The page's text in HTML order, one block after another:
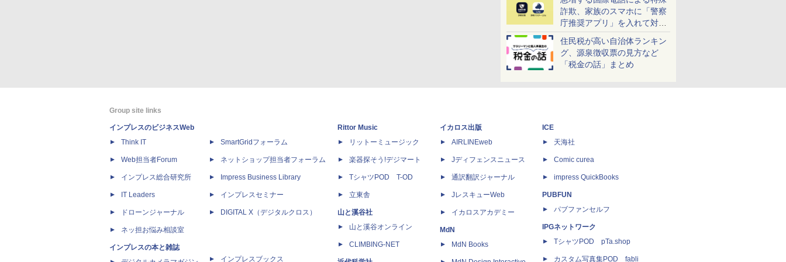
詐欺、家族のスマホに「警察
庁推奨アプリ」を入れて対策
しよう！
住民税が高い自治体ランキン
グ、源泉徴収票の見方など
「税金の話」まとめ
Group site links
インプレスのビジネスWeb
Think IT
Web担当者Forum
インプレス総合研究所
IT Leaders
ドローンジャーナル
ネッ担お悩み相談室
インプレスの本と雑誌
SmartGridフォーラム
ネットショップ担当者フォーラム
Impress Business Library
インプレスセミナー
DIGITAL X（デジタルクロス）
インプレスブックス
Rittor Music
リットーミュージック
楽器探そう!デジマート
TシャツPOD T-OD
立東舎
山と溪谷社
山と溪谷オンライン
CLIMBING-NET
イカロス出版
AIRLINEweb
Jディフェンスニュース
通訳翻訳ジャーナル
JレスキューWeb
イカロスアカデミー
MdN
MdN Books
ICE
天海社
Comic curea
impress QuickBooks
PUBFUN
パブファンセルフ
IPGネットワーク
TシャツPOD pTa.shop
カスタム写真集POD fabli